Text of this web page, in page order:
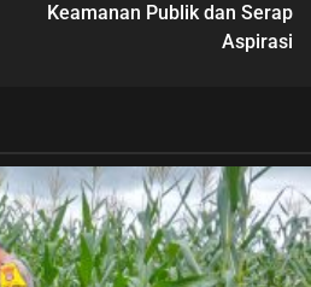
Keamanan Publik dan Serap
Aspirasi